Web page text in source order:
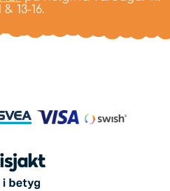
& 13-16.